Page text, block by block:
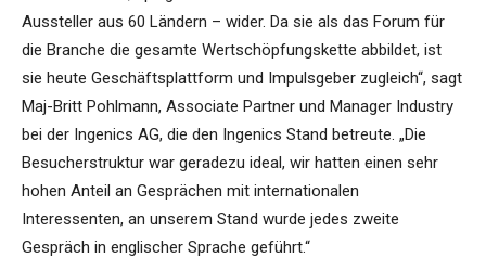
Aussteller aus 60 Ländern – wider. Da sie als das Forum für
die Branche die gesamte Wertschöpfungskette abbildet, ist
sie heute Geschäftsplattform und Impulsgeber zugleich“, sagt
Maj-Britt Pohlmann, Associate Partner und Manager Industry
bei der Ingenics AG, die den Ingenics Stand betreute. „Die
Besucherstruktur war geradezu ideal, wir hatten einen sehr
hohen Anteil an Gesprächen mit internationalen
Interessenten, an unserem Stand wurde jedes zweite
Gespräch in englischer Sprache geführt.“